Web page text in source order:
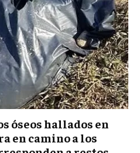
óseos hallados en
en camino a los